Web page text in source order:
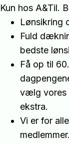
Kun hos A&Til.
Lønsikring
Fuld
bedste
Få op til
vælg vores
ekstra.
Vi er for
medlemmer.